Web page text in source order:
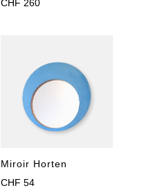
CHF 260
Miroir Horten
CHF 54